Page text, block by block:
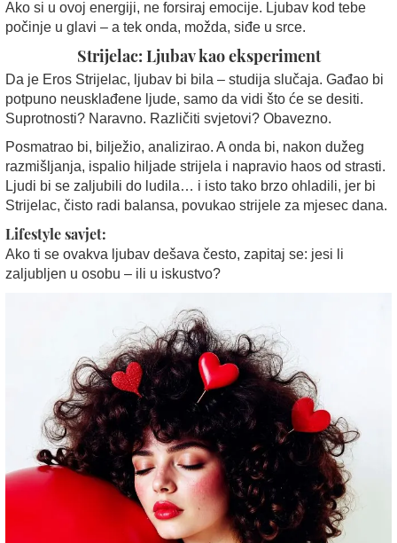
Ako si u ovoj energiji, ne forsiraj emocije. Ljubav kod tebe
počinje u glavi – a tek onda, možda, siđe u srce.
Strijelac: Ljubav kao eksperiment
Da je Eros Strijelac, ljubav bi bila – studija slučaja. Gađao bi
potpuno neusklađene ljude, samo da vidi što će se desiti.
Suprotnosti? Naravno. Različiti svjetovi? Obavezno.
Posmatrao bi, bilježio, analizirao. A onda bi, nakon dužeg
razmišljanja, ispalio hiljade strijela i napravio haos od strasti.
Ljudi bi se zaljubili do ludila… i isto tako brzo ohladili, jer bi
Strijelac, čisto radi balansa, povukao strijele za mjesec dana.
Lifestyle savjet:
Ako ti se ovakva ljubav dešava često, zapitaj se: jesi li
zaljubljen u osobu – ili u iskustvo?